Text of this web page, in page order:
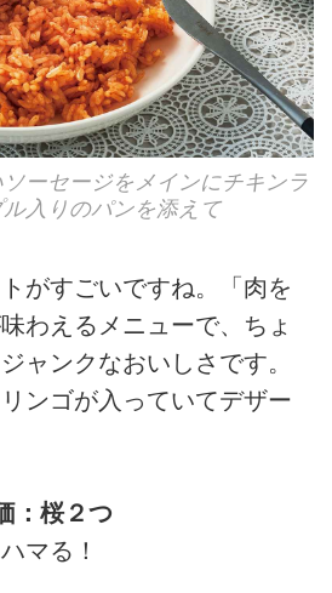
ーセージをメインにチキンラ
入りのパンを添えて
がすごいですね。「肉を
わえるメニューで、ちょ
ャンクなおいしさです。
ンゴが入っていてデザー
：桜２つ
マる！